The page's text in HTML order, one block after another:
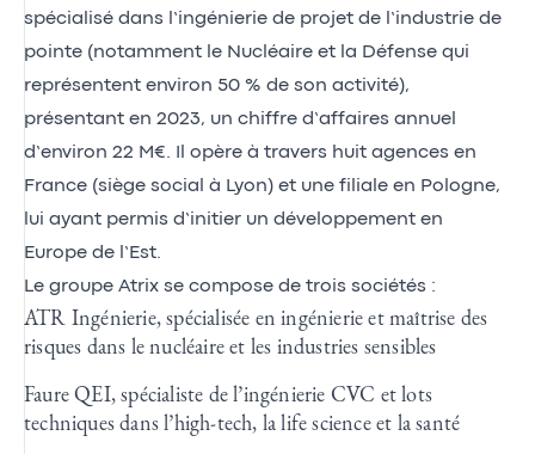
spécialisé dans l’ingénierie de projet de l’industrie de
pointe (notamment le Nucléaire et la Défense qui
représentent environ 50 % de son activité),
présentant en 2023, un chiffre d’affaires annuel
d’environ 22 M€. Il opère à travers huit agences en
France (siège social à Lyon) et une filiale en Pologne,
lui ayant permis d’initier un développement en
Europe de l’Est.
Le groupe Atrix se compose de trois sociétés :
ATR Ingénierie, spécialisée en ingénierie et maîtrise des
risques dans le nucléaire et les industries sensibles
Faure QEI, spécialiste de l’ingénierie CVC et lots
techniques dans l’high-tech, la life science et la santé